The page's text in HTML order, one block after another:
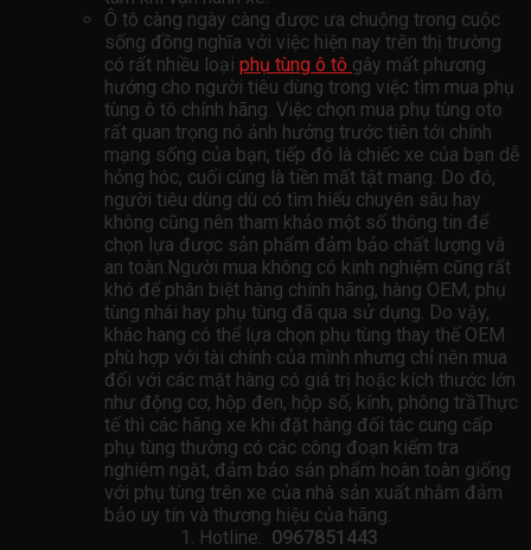
Ô tô càng ngày càng được ưa chuộng trong cuộc
sống đồng nghĩa với việc hiện nay trên thị trường
có rất nhiều loại phụ tùng ô tô gây mất phương
hướng cho người tiêu dùng trong việc tìm mua phụ
tùng ô tô chính hãng. Việc chọn mua phụ tùng oto
rất quan trọng nó ảnh hưởng trước tiên tới chính
mạng sống của bạn, tiếp đó là chiếc xe của bạn dễ
hỏng hóc, cuối cùng là tiền mất tật mang. Do đó,
người tiêu dùng dù có tìm hiểu chuyên sâu hay
không cũng nên tham khảo một số thông tin để
chọn lựa được sản phẩm đảm bảo chất lượng và
an toàn.Người mua không có kinh nghiệm cũng rất
khó để phân biệt hàng chính hãng, hàng OEM, phụ
tùng nhái hay phụ tùng đã qua sử dụng. Do vậy,
khác hang có thể lựa chọn phụ tùng thay thế OEM
phù hợp với tài chính của mình nhưng chỉ nên mua
đối với các mặt hàng có giá trị hoặc kích thước lớn
như động cơ, hộp đen, hộp số, kính, phông trầThực
tế thì các hãng xe khi đặt hàng đối tác cung cấp
phụ tùng thường có các công đoạn kiểm tra
nghiêm ngặt, đảm bảo sản phẩm hoàn toàn giống
với phụ tùng trên xe của nhà sản xuất nhằm đảm
bảo uy tín và thương hiệu của hãng.
Hotline: 0967851443